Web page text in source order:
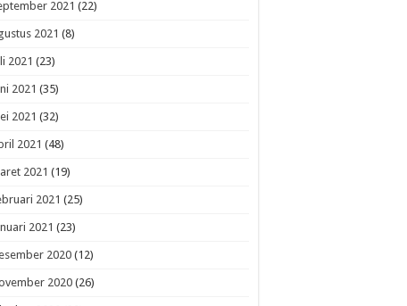
2021 (22)
2021 (8)
2021 (23)
2021 (35)
2021 (32)
2021 (48)
2021 (19)
2021 (25)
2021 (23)
2020(12)
2020 (26)